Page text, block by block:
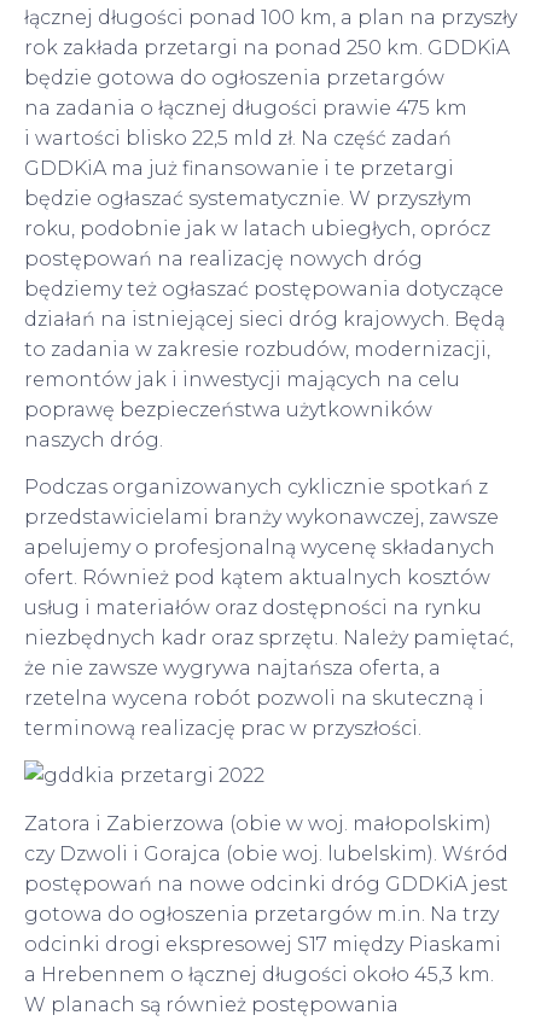
łącznej długości ponad 100 km, a plan na przyszły
rok zakłada przetargi na ponad 250 km. GDDKiA
będzie gotowa do ogłoszenia przetargów
na zadania o łącznej długości prawie 475 km
i wartości blisko 22,5 mld zł. Na część zadań
GDDKiA ma już finansowanie i te przetargi
będzie ogłaszać systematycznie. W przyszłym
roku, podobnie jak w latach ubiegłych, oprócz
postępowań na realizację nowych dróg
będziemy też ogłaszać postępowania dotyczące
działań na istniejącej sieci dróg krajowych. Będą
to zadania w zakresie rozbudów, modernizacji,
remontów jak i inwestycji mających na celu
poprawę bezpieczeństwa użytkowników
naszych dróg.
Podczas organizowanych cyklicznie spotkań z
przedstawicielami branży wykonawczej, zawsze
apelujemy o profesjonalną wycenę składanych
ofert. Również pod kątem aktualnych kosztów
usług i materiałów oraz dostępności na rynku
niezbędnych kadr oraz sprzętu. Należy pamiętać,
że nie zawsze wygrywa najtańsza oferta, a
rzetelna wycena robót pozwoli na skuteczną i
terminową realizację prac w przyszłości.
Zatora i Zabierzowa (obie w woj. małopolskim)
czy Dzwoli i Gorajca (obie woj. lubelskim). Wśród
postępowań na nowe odcinki dróg GDDKiA jest
gotowa do ogłoszenia przetargów m.in. Na trzy
odcinki drogi ekspresowej S17 między Piaskami
a Hrebennem o łącznej długości około 45,3 km.
W planach są również postępowania